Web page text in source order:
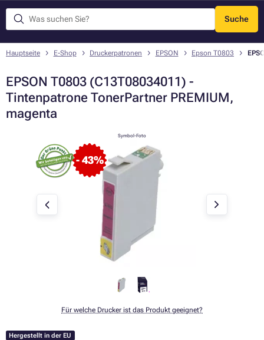
Suche
Menü
Hauptseite E-Shop Druckerpatronen EPSON Epson T0803
EPSON T0803 (C13T08034011) -
Tintenpatrone TonerPartner PREMIUM,
magenta
- 43%
Symbol-Foto
Für welche Drucker ist das Produkt geeignet?
Hergestellt in der EU